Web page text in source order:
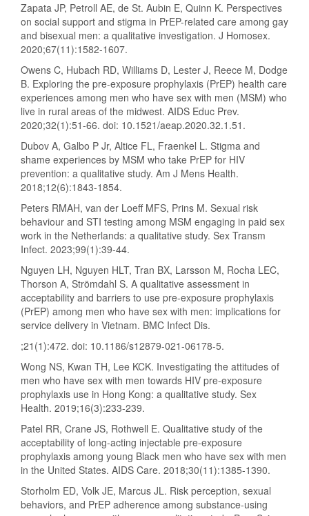
Zapata JP, Petroll AE, de St. Aubin E, Quinn K. Perspectives
on social support and stigma in PrEP-related care among gay
and bisexual men: a qualitative investigation. J Homosex.
2020;67(11):1582-1607.
Owens C, Hubach RD, Williams D, Lester J, Reece M, Dodge
B. Exploring the pre-exposure prophylaxis (PrEP) health care
experiences among men who have sex with men (MSM) who
live in rural areas of the midwest. AIDS Educ Prev.
2020;32(1):51-66. doi: 10.1521/aeap.2020.32.1.51.
Dubov A, Galbo P Jr, Altice FL, Fraenkel L. Stigma and
shame experiences by MSM who take PrEP for HIV
prevention: a qualitative study. Am J Mens Health.
2018;12(6):1843-1854.
Peters RMAH, van der Loeff MFS, Prins M. Sexual risk
behaviour and STI testing among MSM engaging in paid sex
work in the Netherlands: a qualitative study. Sex Transm
Infect. 2023;99(1):39-44.
Nguyen LH, Nguyen HLT, Tran BX, Larsson M, Rocha LEC,
Thorson A, Strömdahl S. A qualitative assessment in
acceptability and barriers to use pre-exposure prophylaxis
(PrEP) among men who have sex with men: implications for
service delivery in Vietnam. BMC Infect Dis.
;21(1):472. doi: 10.1186/s12879-021-06178-5.
Wong NS, Kwan TH, Lee KCK. Investigating the attitudes of
men who have sex with men towards HIV pre-exposure
prophylaxis use in Hong Kong: a qualitative study. Sex
Health. 2019;16(3):233-239.
Patel RR, Crane JS, Rothwell E. Qualitative study of the
acceptability of long-acting injectable pre-exposure
prophylaxis among young Black men who have sex with men
in the United States. AIDS Care. 2018;30(11):1385-1390.
Storholm ED, Volk JE, Marcus JL. Risk perception, sexual
behaviors, and PrEP adherence among substance-using